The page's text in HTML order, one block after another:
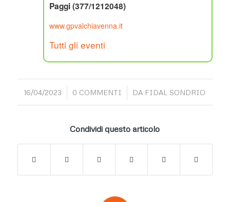
Paggi (377/1212048)
www.gpvalchiavenna.it
Tutti gli eventi
16/04/2023
/ 0 COMMENTI
/ DA FIDAL SONDRIO
Condividi questo articolo